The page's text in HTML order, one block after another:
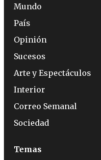
Mundo
País
Opinión
Sucesos
Arte y Espectáculos
Interior
Correo Semanal
Sociedad
Temas